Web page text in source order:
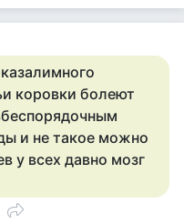
коровки болеют
и не такое можно
у всех давно мозг